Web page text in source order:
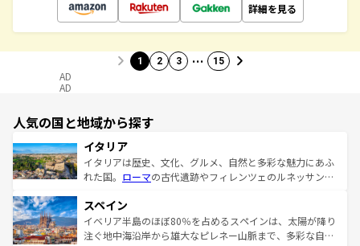
詳細を見る
1 2 3 … 15
AD
AD
人気の国と地域から探す
イタリア
イタリアは歴史、文化、グルメ、自然と多彩な魅力にあふ
れた国。 ローマの古代遺跡やフィレンツェのルネッサンス
ろん、トスカーナの美しい田園風景やアマルフィ海岸の絶
景など、自然景観も見逃せない。観光の合間には、本場の
ピザやパスタなど、絶品のイタリア料理を堪能することも
スペイン
イベリア半島のほぼ80％を占めるスペインは、太陽が降り
注ぐ地中海沿岸から雄大なピレネー山脈まで、多彩な自然